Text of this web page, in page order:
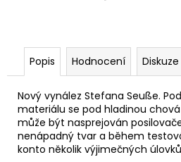
Popis Hodnocení Diskuze
Nový vynález Stefana Seuße.
materiálu se pod hladinou
může být nasprejován
nenápadný tvar a během
konto několik výjimečných